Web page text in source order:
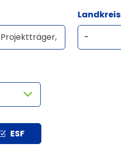
Landkreis
ESF